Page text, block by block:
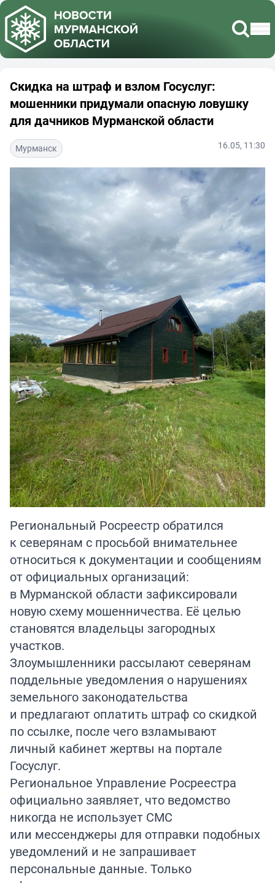
Скидка на штраф и взлом Госуслуг:
мошенники придумали опасную ловушку
для дачников Мурманской области
Мурманск 16.05, 11:30
Региональный Росреестр обратился
к северянам с просьбой внимательнее
относиться к документации и сообщениям
от официальных организаций:
в Мурманской области зафиксировали
новую схему мошенничества. Её целью
становятся владельцы загородных
участков.
Злоумышленники рассылают северянам
поддельные уведомления о нарушениях
земельного законодательства
и предлагают оплатить штраф со скидкой
по ссылке, после чего взламывают
личный кабинет жертвы на портале
Госуслуг.
Региональное Управление Росреестра
официально заявляет, что ведомство
никогда не использует СМС
или мессенджеры для отправки подобных
уведомлений и не запрашивает
персональные данные. Только